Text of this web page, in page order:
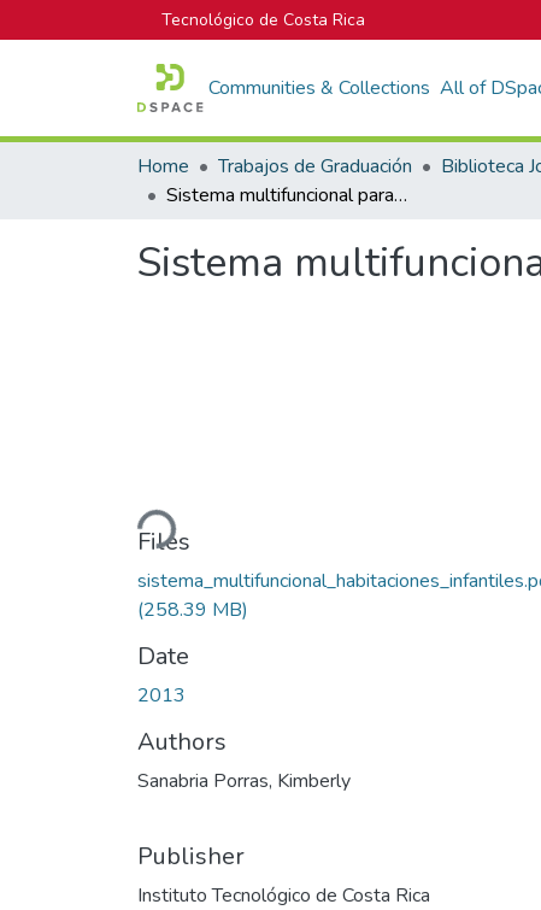
Tecnológico de Costa Rica
Communities & Collections All of
Home Trabajos de Graduación
Sistema multifuncional para habitaciones infantiles
Sistema
Loading...
Files
(258.39 MB)
Date
2013
Authors
Sanabria Porras, Kimberly
Publisher
Instituto Tecnológico de Costa Rica